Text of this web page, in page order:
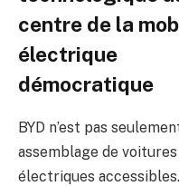
centre de la
électrique
démocratique
BYD n’est pas
assemblage de voitures
électriques